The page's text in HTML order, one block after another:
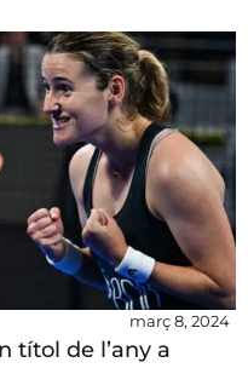
març 8, 2024
títol de l’any a